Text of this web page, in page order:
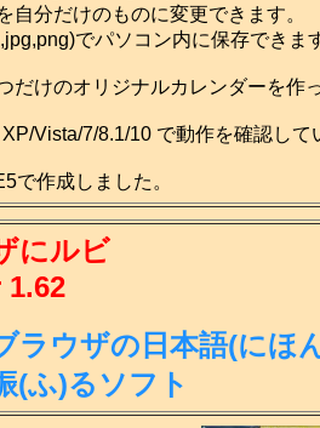
分だけのものに変更できます。
でパソコン内に保存できま
だけのオリジナルカレンダーを作
Vista/7/8.1/10 で動作を確認して
で作成しました。
にルビ
1.62
ラウザの日本語(にほ
(ふ)るソフト